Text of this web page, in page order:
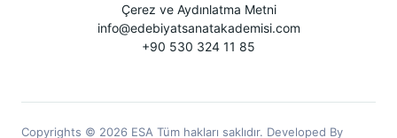
Çerez ve Aydınlatma Metni
info@edebiyatsanatakademisi.com
+90 530 324 11 85
Copyrights © 2026 ESA Tüm hakları saklıdır. Developed By